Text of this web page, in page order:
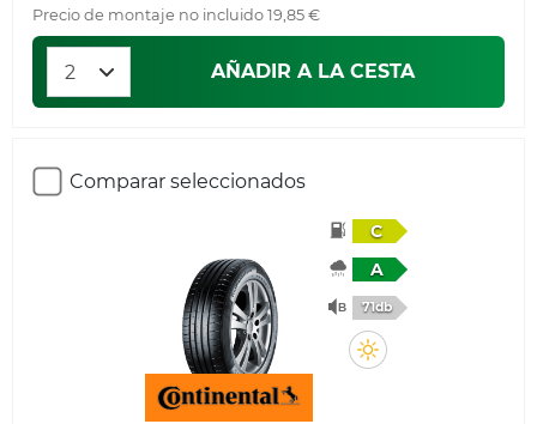
Precio de montaje no incluido 19,85 €
AÑADIR A LA CESTA
Comparar seleccionados
C
A
71db